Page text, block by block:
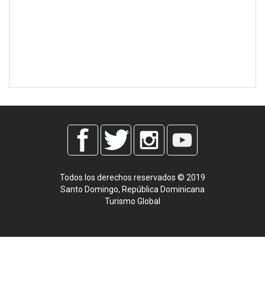
Todos los derechos reservados © 2019
Santo Domingo, República Dominicana
Turismo Global